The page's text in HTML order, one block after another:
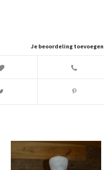
Je beoordeling toevoegen